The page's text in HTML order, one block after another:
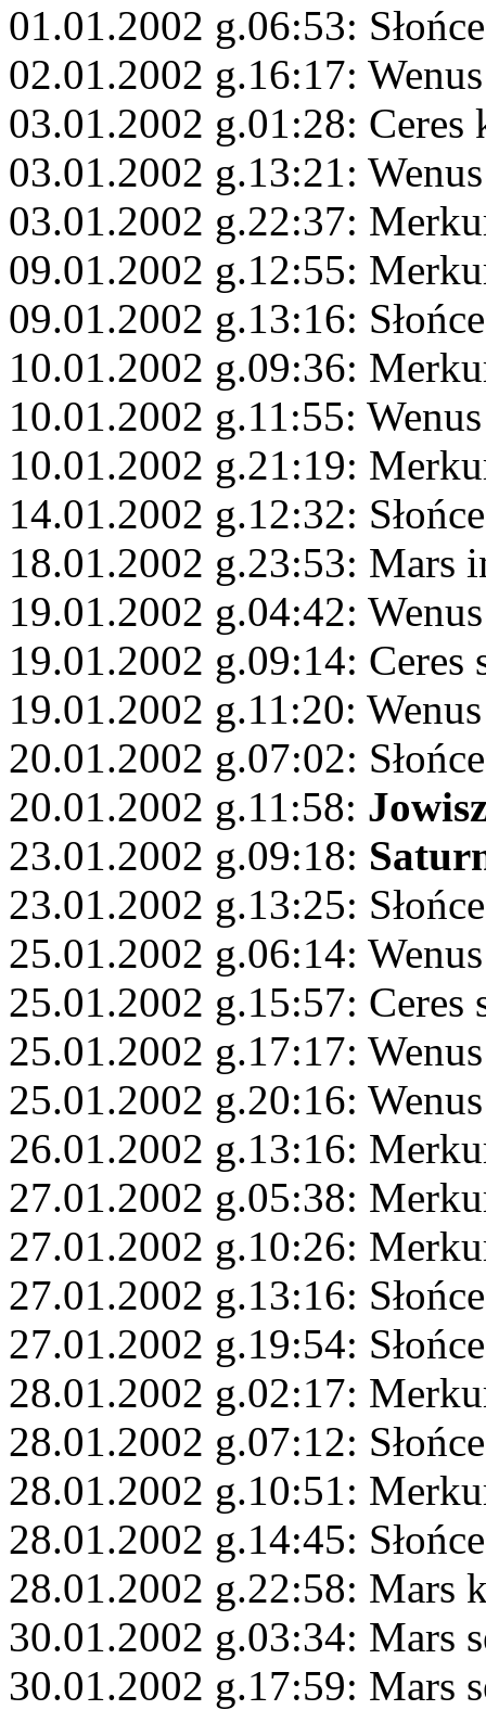
01.01.2002 g.06:53:
02.01.2002 g.16:17:
03.01.2002 g.01:28:
03.01.2002 g.13:21:
03.01.2002 g.22:37:
09.01.2002 g.12:55:
09.01.2002 g.13:16:
10.01.2002 g.09:36:
10.01.2002 g.11:55:
10.01.2002 g.21:19:
14.01.2002 g.12:32:
18.01.2002 g.23:53: Mars
19.01.2002 g.04:42:
19.01.2002 g.09:14: Ceres
19.01.2002 g.11:20:
20.01.2002 g.07:02:
20.01.2002 g.11:58:
23.01.2002 g.09:18:
23.01.2002 g.13:25:
25.01.2002 g.06:14:
25.01.2002 g.15:57: Ceres
25.01.2002 g.17:17:
25.01.2002 g.20:16:
26.01.2002 g.13:16:
27.01.2002 g.05:38:
27.01.2002 g.10:26:
27.01.2002 g.13:16:
27.01.2002 g.19:54:
28.01.2002 g.02:17:
28.01.2002 g.07:12:
28.01.2002 g.10:51:
28.01.2002 g.14:45:
28.01.2002 g.22:58: Mars
30.01.2002 g.03:34: Mars
30.01.2002 g.17:59: Mars